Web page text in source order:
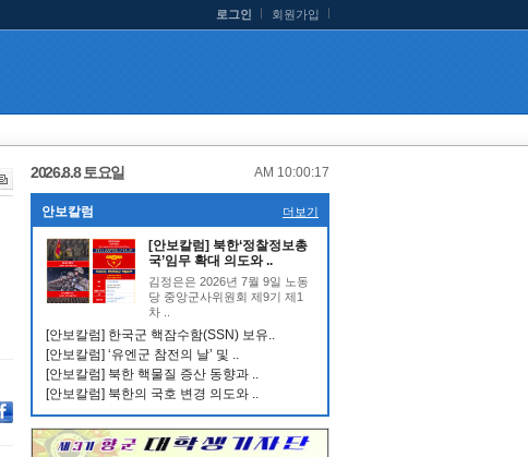
로그인 회원가입
2026.8.8 토요일 AM 10:00:17
안보칼럼 더보기
[안보칼럼] 북한‘정찰정보총
국’임무 확대 의도와 ..
김정은은 2026년 7월 9일 노동
당 중앙군사위원회 제9기 제1
차 ..
[안보칼럼] 한국군 핵잠수함(SSN) 보유..
[안보칼럼] ‘유엔군 참전의 날’ 및 ..
[안보칼럼] 북한 핵물질 증산 동향과 ..
[안보칼럼] 북한의 국호 변경 의도와 ..